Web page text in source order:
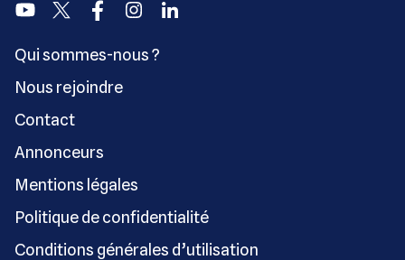
YoutubeTwitter FacebookInstagramLinkedin
Qui sommes-nous ?
Nous rejoindre
Contact
Annonceurs
Mentions légales
Politique de confidentialité
Conditions générales d’utilisation